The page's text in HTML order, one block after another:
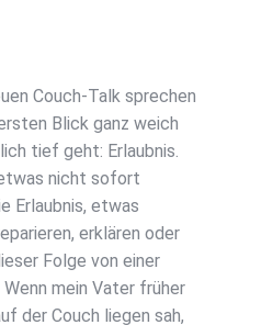
Couch-Talk sprechen
Blick ganz weich
tief geht: Erlaubnis.
etwas nicht sofort
Erlaubnis, etwas
erklären oder
Folge von einer
mein Vater früher
der Couch liegen sah,